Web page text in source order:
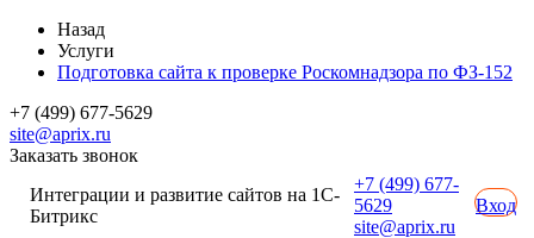
Назад
Услуги
Подготовка сайта к проверке Роскомнадзора по ФЗ-152
+7 (499) 677-5629
site@aprix.ru
Заказать звонок
Интеграции и развитие сайтов на 1С-
Битрикс
+7 (499) 677-
5629
site@aprix.ru
Вход